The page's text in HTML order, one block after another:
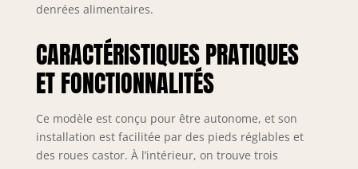
denrées alimentaires.
CARACTÉRISTIQUES PRATIQUES
ET FONCTIONNALITÉS
Ce modèle est conçu pour être autonome, et son
installation est facilitée par des pieds réglables et
des roues castor. À l’intérieur, on trouve trois